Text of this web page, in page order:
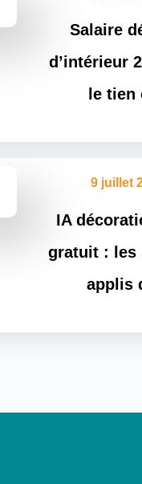
Salaire
d’intérieur
le tien
9 juillet
IA
gratuit : les
applis